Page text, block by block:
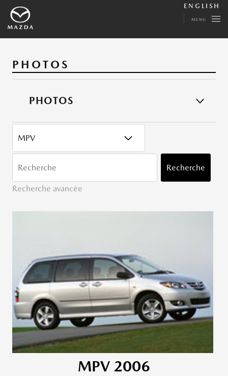
ENGLISH
MENU
PHOTOS
PHOTOS
CATÉGORY
Recherche
Recherche avancée
MPV 2006